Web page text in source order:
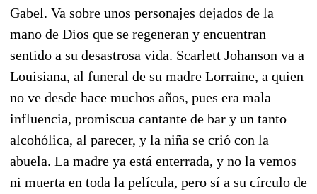
Gabel. Va sobre unos personajes dejados de la
mano de Dios que se regeneran y encuentran
sentido a su desastrosa vida. Scarlett Johanson va a
Louisiana, al funeral de su madre Lorraine, a quien
no ve desde hace muchos años, pues era mala
influencia, promiscua cantante de bar y un tanto
alcohólica, al parecer, y la niña se crió con la
abuela. La madre ya está enterrada, y no la vemos
ni muerta en toda la película, pero sí a su círculo de